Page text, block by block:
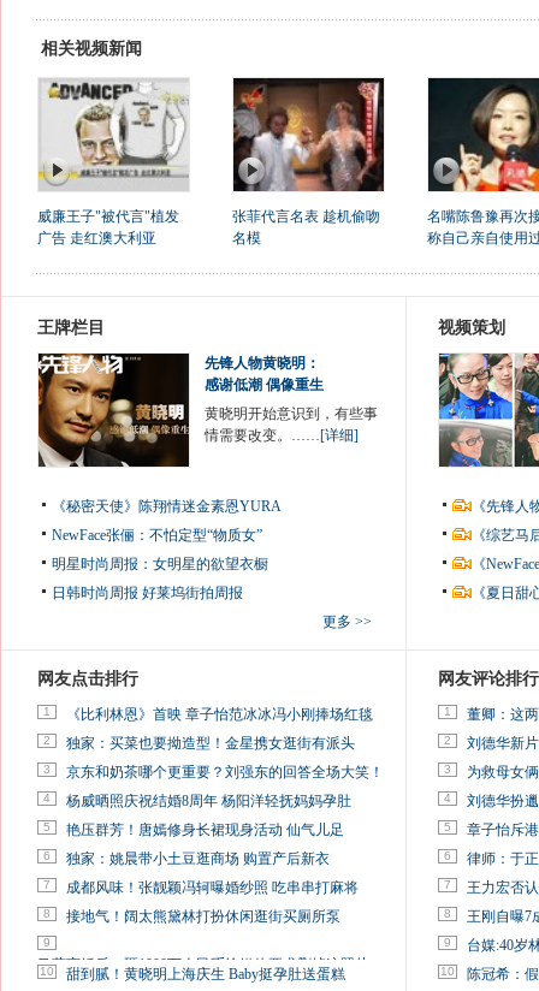
相关视频新闻
威廉王子"被代言"植发
广告 走红澳大利亚
张菲代言名表 趁机偷吻
名模
名嘴陈鲁豫再次
称自己亲自使用
王牌栏目
先锋人物黄晓明：
感谢低潮 偶像重生
黄晓明开始意识到，有些事
情需要改变。……[详细]
《秘密天使》陈翔情迷金素恩YURA
NewFace张俪：不怕定型“物质女”
明星时尚周报：女明星的欲望衣橱
日韩时尚周报 好莱坞街拍周报
更多 >>
视频策划
《先锋
《综艺
《
《夏日
网友点击排行
1 《比利林恩》首映 章子怡范冰冰冯小刚捧场红毯
2 独家：买菜也要拗造型！金星携女逛街有派头
3 京东和奶茶哪个更重要？刘强东的回答全场大笑！
4 杨威晒照庆祝结婚8周年 杨阳洋轻抚妈妈孕肚
5 艳压群芳！唐嫣修身长裙现身活动 仙气儿足
6 独家：姚晨带小土豆逛商场 购置产后新衣
7 成都风味！张靓颖冯轲曝婚纱照 吃串串打麻将
8 接地气！阔太熊黛林打扮休闲逛街买厕所泵
9
马蓉离婚后，砸1000万人民币给媒体要求删掉这照片
10 甜到腻！黄晓明上海庆生 Baby挺孕肚送蛋糕
网友评论排行
1 董卿：这
2 刘德华新
3 为救母女
4 刘德华扮
5 章子怡斥
6 律师：于
7 王力宏否
8 王刚自曝7
9 台媒:40岁
10 陈冠希：